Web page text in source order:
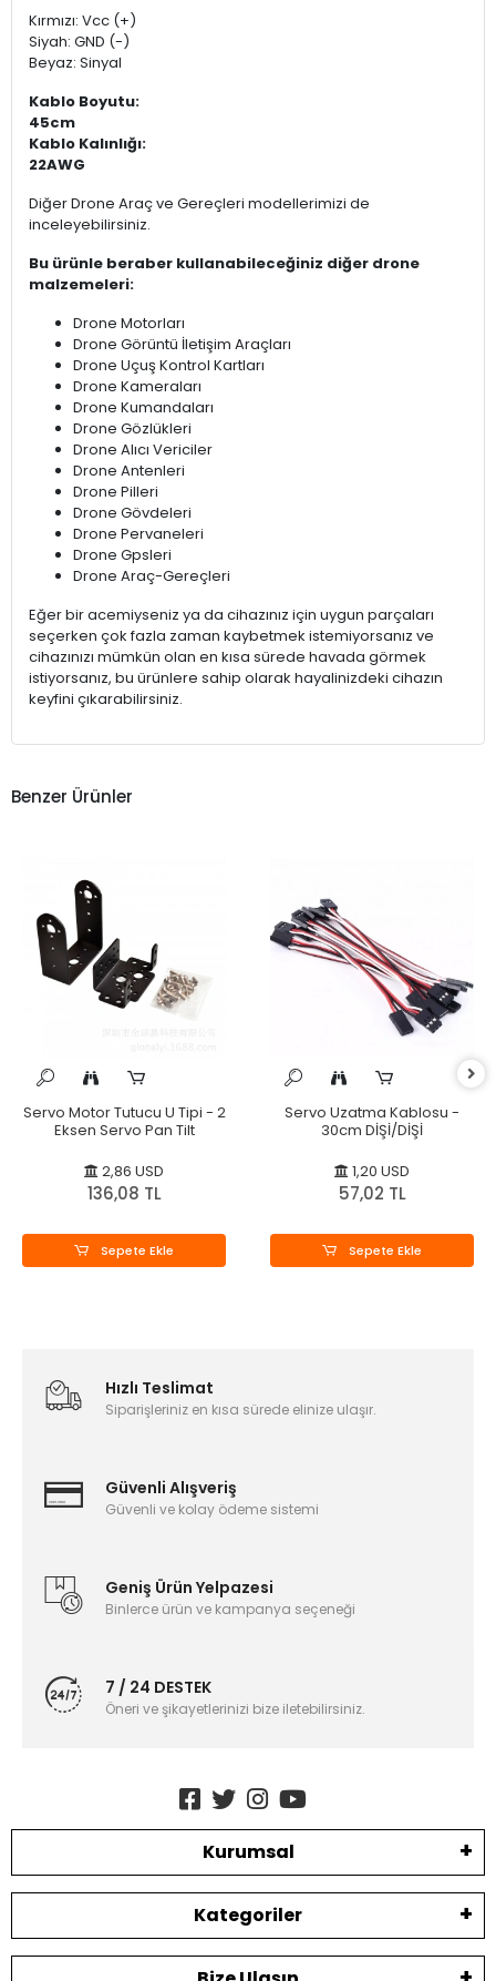
Kırmızı: Vcc (+)
Siyah: GND (-)
Beyaz: Sinyal
Kablo Boyutu:
45cm
Kablo Kalınlığı:
22AWG
Diğer Drone Araç ve Gereçleri modellerimizi de
inceleyebilirsiniz.
Bu ürünle beraber kullanabileceğiniz diğer drone
malzemeleri:
Drone Motorları
Drone Görüntü İletişim Araçları
Drone Uçuş Kontrol Kartları
Drone Kameraları
Drone Kumandaları
Drone Gözlükleri
Drone Alıcı Vericiler
Drone Antenleri
Drone Pilleri
Drone Gövdeleri
Drone Pervaneleri
Drone Gpsleri
Drone Araç-Gereçleri
Eğer bir acemiyseniz ya da cihazınız için uygun parçaları
seçerken çok fazla zaman kaybetmek istemiyorsanız ve
cihazınızı mümkün olan en kısa sürede havada görmek
istiyorsanız, bu ürünlere sahip olarak hayalinizdeki cihazın
keyfini çıkarabilirsiniz.
Benzer Ürünler
Servo Motor Tutucu U Tipi - 2
Eksen Servo Pan Tilt
2,86 USD
136,08 TL
Sepete Ekle
Servo Uzatma Kablosu -
30cm DİŞİ/DİŞİ
1,20 USD
57,02 TL
Sepete Ekle
Hızlı Teslimat
Siparişleriniz en kısa sürede elinize ulaşır.
Güvenli Alışveriş
Güvenli ve kolay ödeme sistemi
Geniş Ürün Yelpazesi
Binlerce ürün ve kampanya seçeneği
7 / 24 DESTEK
Öneri ve şikayetlerinizi bize iletebilirsiniz.
Kurumsal
Kategoriler